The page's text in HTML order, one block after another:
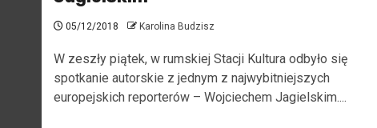
05/12/2018 Karolina Budzisz
W zeszły piątek, w rumskiej Stacji Kultura odbyło się
spotkanie autorskie z jednym z najwybitniejszych
europejskich reporterów – Wojciechem Jagielskim....